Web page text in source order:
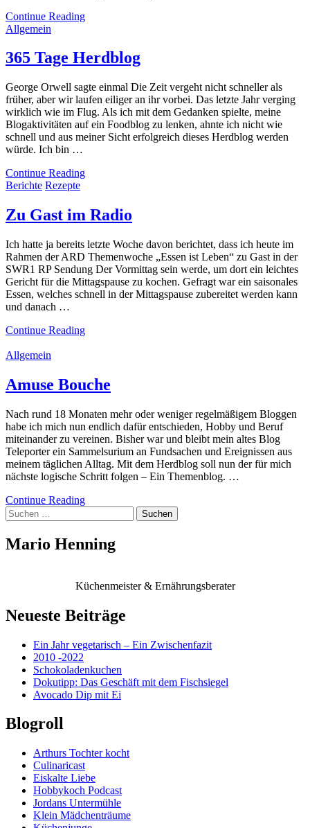
Continue Reading
Allgemein
365 Tage Herdblog
George Orwell sagte einmal Die Zeit vergeht nicht schneller als
früher, aber wir laufen eiliger an ihr vorbei. Das letzte Jahr verging
wirklich wie im Flug. Als ich mit dem Gedanken spielte, meine
Blogaktivitäten auf ein Foodblog zu lenken, ahnte ich nicht wie
schnell und aus meiner Sicht erfolgreich dieses Herdblog werden
würde. Ich bin …
Continue Reading
Berichte Rezepte
Zu Gast im Radio
Ich hatte ja bereits letzte Woche davon berichtet, dass ich heute im
Rahmen der ARD Themenwoche „Essen ist Leben“ zu Gast in der
SWR1 RP Sendung Der Vormittag sein werde, um dort ein leichtes
Gericht für die Mittagspause zu kochen. Gefragt war ein saisonales
Essen, welches schnell in der Mittagspause zubereitet werden kann
und danach …
Continue Reading
Allgemein
Amuse Bouche
Nach rund 18 Monaten mehr oder weniger regelmäßigem Bloggen
habe ich mich nun endlich dafür entschieden, Hobby und Beruf
miteinander zu vereinen. Bisher war und bleibt mein altes Blog
Teleporter ein Sammelsurium an Fundsachen und Ereignissen aus
meinem täglichen Alltag. Mit dem Herdblog soll nun der für mich
nächste logische Schritt folgen – Ein Themenblog. …
Continue Reading
Suchen
nach:
Mario Henning
Küchenmeister & Ernährungsberater
Neueste Beiträge
Ein Jahr vegetarisch – Ein Zwischenfazit
2010 -2022
Schokoladenkuchen
Dokutipp: Das Geschäft mit dem Fischsiegel
Avocado Dip mit Ei
Blogroll
Arthurs Tochter kocht
Culinaricast
Eiskalte Liebe
Hobbykoch Podcast
Jordans Untermühle
Klein Mädchenträume